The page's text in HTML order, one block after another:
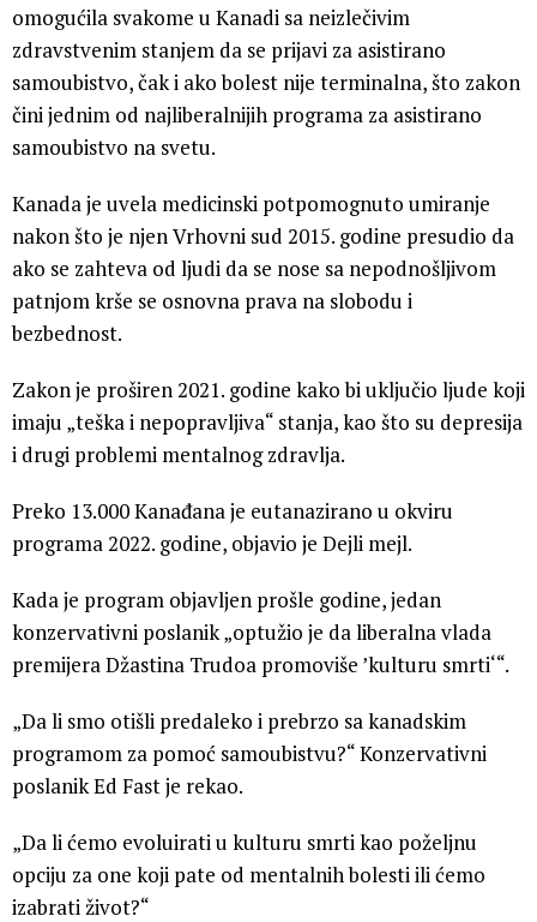
omogućila svakome u Kanadi sa neizlečivim
zdravstvenim stanjem da se prijavi za asistirano
samoubistvo, čak i ako bolest nije terminalna, što zakon
čini jednim od najliberalnijih programa za asistirano
samoubistvo na svetu.
Kanada je uvela medicinski potpomognuto umiranje
nakon što je njen Vrhovni sud 2015. godine presudio da
ako se zahteva od ljudi da se nose sa nepodnošljivom
patnjom krše se osnovna prava na slobodu i
bezbednost.
Zakon je proširen 2021. godine kako bi uključio ljude koji
imaju „teška i nepopravljiva“ stanja, kao što su depresija
i drugi problemi mentalnog zdravlja.
Preko 13.000 Kanađana je eutanazirano u okviru
programa 2022. godine, objavio je Dejli mejl.
Kada je program objavljen prošle godine, jedan
konzervativni poslanik „optužio je da liberalna vlada
premijera Džastina Trudoa promoviše ’kulturu smrti‘“.
„Da li smo otišli ​​predaleko i prebrzo sa kanadskim
programom za pomoć samoubistvu?“ Konzervativni
poslanik Ed Fast je rekao.
„Da li ćemo evoluirati u kulturu smrti kao poželjnu
opciju za one koji pate od mentalnih bolesti ili ćemo
izabrati život?“